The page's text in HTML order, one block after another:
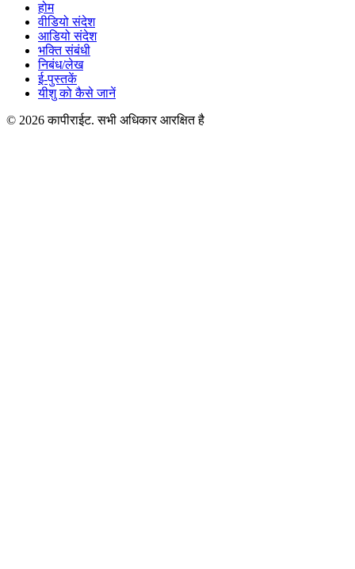
होम
वीडियो संदेश
आडियो संदेश
भक्ति संबंधी
निबंध/लेख
ई-पुस्तकें
यीशु को कैसे जानें
© 2026 कापीराईट. सभी अधिकार आरक्षित है